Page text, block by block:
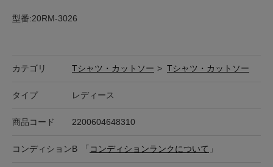
型番:20RM-3026
カテゴリ Tシャツ・カットソー > Tシャツ・カットソー
タイプ レディース
商品コード 2200604648310
コンディションB 「 コンディションランクについて 」